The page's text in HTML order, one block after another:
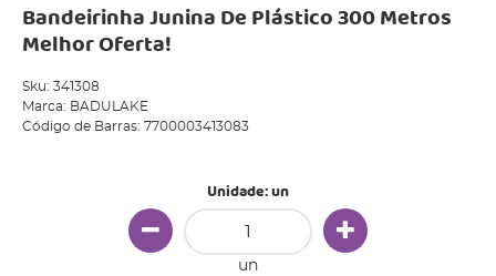
Bandeirinha Junina De Plástico 300 Metros
Melhor Oferta!
Sku: 341308
Marca: BADULAKE
Código de Barras: 7700003413083
Unidade: un
un